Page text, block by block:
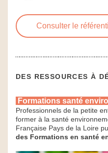
Consulter le
DES RESSOURCES À
Formations santé
Professionnels de la petite
former à la santé
Française Pays de la Loire
des Formations en santé